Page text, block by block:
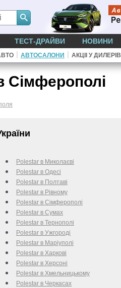
ТЕСТ-ДРАЙВИ НОВИНИ
| АВТОСАЛОНИ | АКЦІІ У ДИЛЕРІВ
Сімферополі
Polestar в Миколаєві
Polestar в Одесі
Polestar в Полтаві
Polestar в Рівному
Polestar в Сімферополі
Polestar в Сумах
Polestar в Тернополі
Polestar в Ужгороді
Polestar в Маріуполі
Polestar в Харкові
Polestar в Херсоні
Polestar в Хмельницькому
Polestar в Черкаcах